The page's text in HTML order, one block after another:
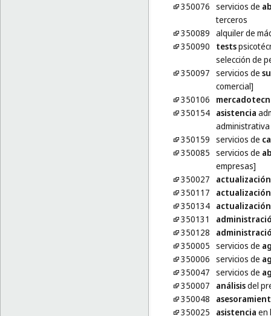
350076 servicios de
terceros
350089 alquiler de
350090
tests
selección de
350097 servicios de
comercial]
350106
350154 asistencia
350159 servicios de
350085 servicios de
empresas]
350027
actualización
350117
actualización
350134 actualización
350131
350128
350005 servicios de
350006 servicios de
350047 servicios de
350007
análisisdel
350048
350025
asistencia en